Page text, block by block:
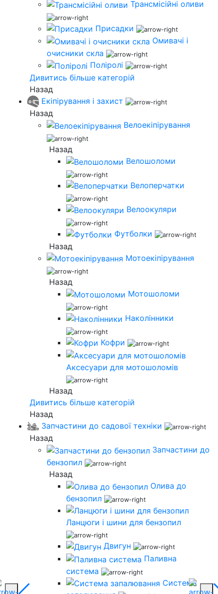
Трансмісійні оливи
Присадки
Омивачі і
очисники скла
Поліролі
Дивитись більше категорій
Назад
Екіпірування і захист
Назад
Велоекіпірування
Назад
Велошоломи
Велоперчатки
Велоокуляри
Футболки
Назад
Мотоекіпірування
Назад
Мотошоломи
Наколінники
Кофри
Аксесуари для мотошоломів
Назад
Дивитись більше категорій
Назад
Запчастини до садової техніки
Назад
Запчастини до
бензопил
Назад
Олива до
бензопил
Ланцюги і шини для бензопил
Двигун
Паливна
система
Система